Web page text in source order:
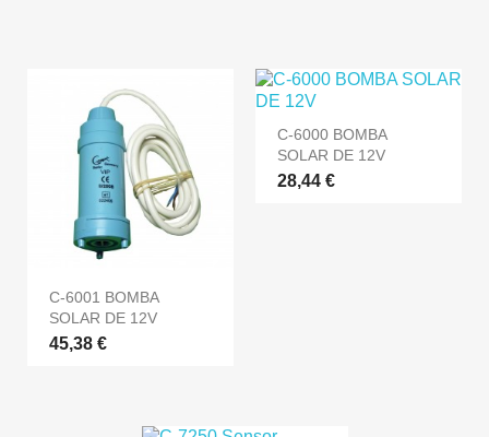
C-6001 BOMBA
SOLAR DE 12V
45,38 €
C-6000 BOMBA
SOLAR DE 12V
28,44 €